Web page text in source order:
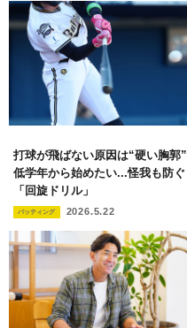
打球が飛ばない原因は“硬い胸郭”
低学年から始めたい...怪我も防ぐ
「回旋ドリル」
バッティング 2026.5.22